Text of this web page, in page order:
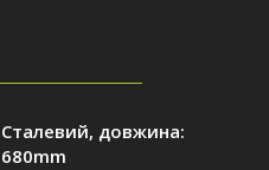
Сталевий, довжина:
680mm